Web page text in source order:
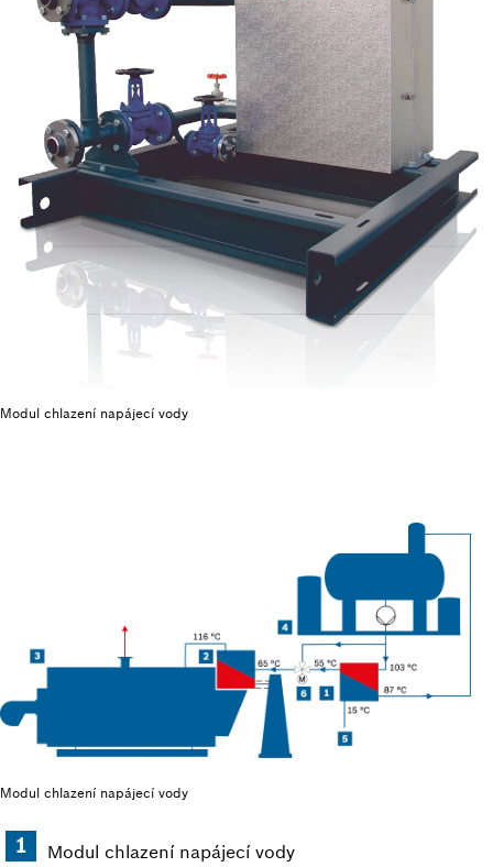
Modul chlazení napájecí vody
Modul chlazení napájecí vody
Modul chlazení napájecí vody